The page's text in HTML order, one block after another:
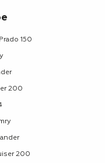
150
200
200